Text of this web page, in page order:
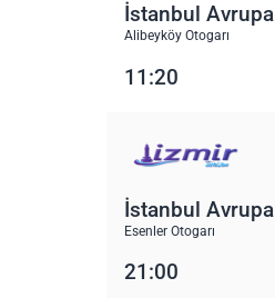
İstanbul Avrupa
Alibeyköy Otogarı
11:20
İstanbul Avrupa
Esenler Otogarı
21:00